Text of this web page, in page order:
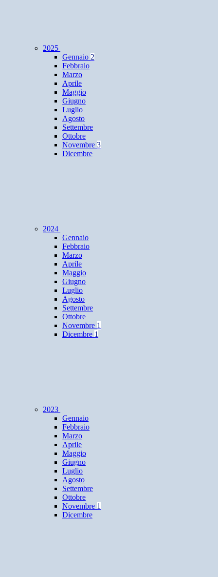
2025
Gennaio 2
Febbraio
Marzo
Aprile
Maggio
Giugno
Luglio
Agosto
Settembre
Ottobre
Novembre 3
Dicembre
2024
Gennaio
Febbraio
Marzo
Aprile
Maggio
Giugno
Luglio
Agosto
Settembre
Ottobre
Novembre 1
Dicembre 1
2023
Gennaio
Febbraio
Marzo
Aprile
Maggio
Giugno
Luglio
Agosto
Settembre
Ottobre
Novembre 1
Dicembre